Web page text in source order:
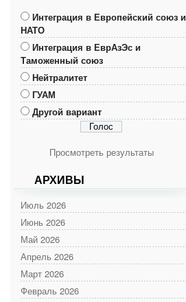
Интеграция в Европейский союз и
НАТО
Интеграция в ЕврАзЭс и
Таможенный союз
Нейтралитет
ГУАМ
Другой вариант
Просмотреть результаты
АРХИВЫ
Июль 2026
Июнь 2026
Май 2026
Апрель 2026
Март 2026
Февраль 2026